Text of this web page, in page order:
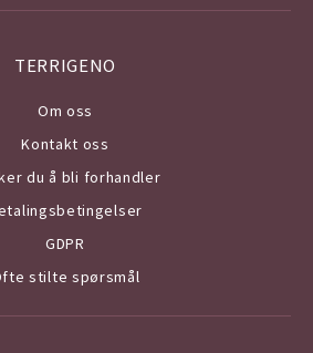
TERRIGENO
Om oss
Kontakt oss
du å bli forhandler
GDPR
stilte spørsmål